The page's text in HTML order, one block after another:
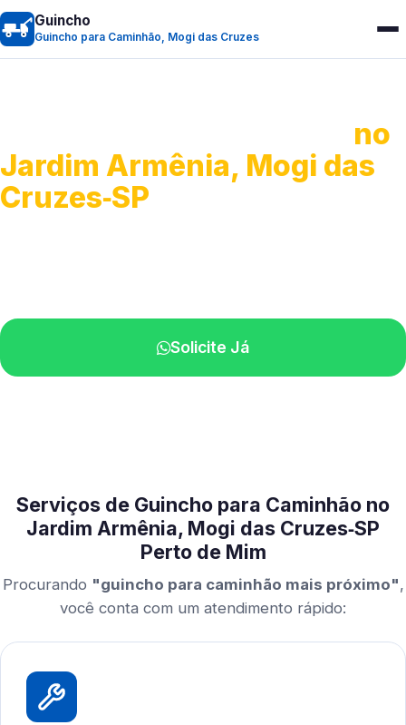
Guincho
Guincho para Caminhão, Mogi das Cruzes
no
Jardim Armênia, Mogi das
Cruzes‑SP
Solicite Já
Serviços de Guincho para Caminhão no
Jardim Armênia, Mogi das Cruzes‑SP
Perto de Mim
Procurando "guincho para caminhão mais próximo",
você conta com um atendimento rápido: